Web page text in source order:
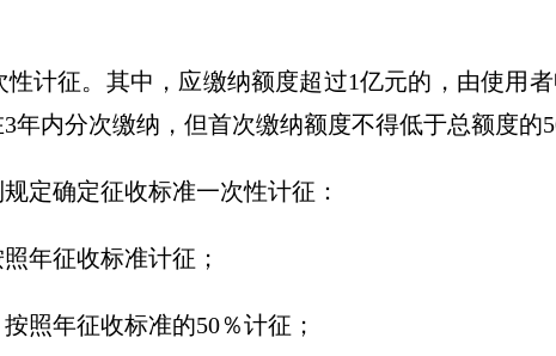
计征。其中，应缴纳额度超过1亿元的，由使用
内分次缴纳，但首次缴纳额度不得低于总额度的
定确定征收标准一次性计征：
年征收标准计征；
照年征收标准的50％计征；